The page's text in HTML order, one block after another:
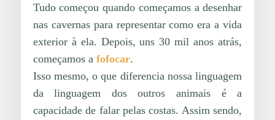
Tudo começou quando começamos a desenhar
nas cavernas para representar como era a vida
exterior à ela. Depois, uns 30 mil anos atrás,
começamos a fofocar.
Isso mesmo, o que diferencia nossa linguagem
da linguagem dos outros animais é a
capacidade de falar pelas costas. Assim sendo,